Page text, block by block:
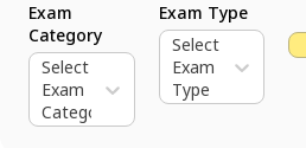
Exam
Category
Select
Exam
Category
Exam Type
Select
Exam
Type